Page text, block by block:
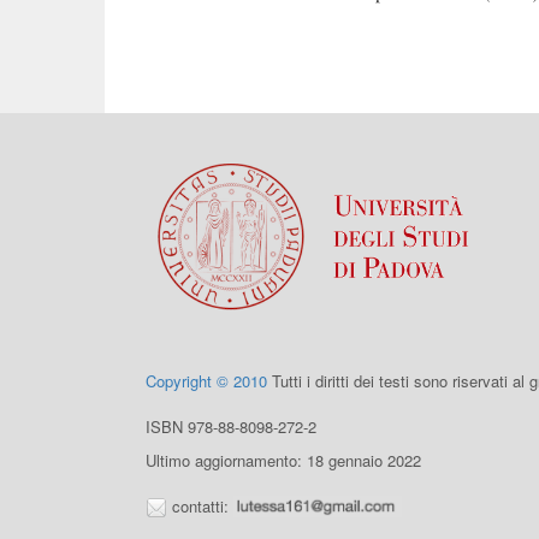
Copyright © 2010 Tutti i diritti dei testi sono riservati al
ISBN 978-88-8098-272-2
Ultimo aggiornamento: 18 gennaio 2022
contatti: